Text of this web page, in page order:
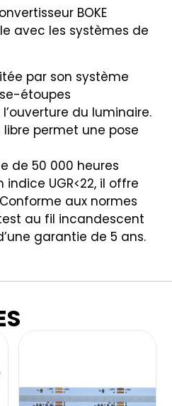
BOKE
avec les systèmes de
par son système
étoupes
du luminaire.
libre permet une pose
de 50 000 heures
indice UGR<22, il offre
aux normes
au fil incandescent
garantie de 5 ans.